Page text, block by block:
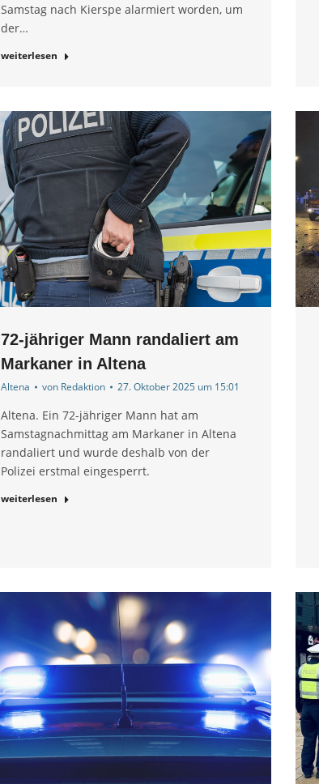
Samstag nach Kierspe alarmiert worden, um
der…
weiterlesen
72-jähriger Mann randaliert am
Markaner in Altena
Altena von Redaktion 27. Oktober 2025 um 15:01
Altena. Ein 72-jähriger Mann hat am
Samstagnachmittag am Markaner in Altena
randaliert und wurde deshalb von der
Polizei erstmal eingesperrt.
weiterlesen